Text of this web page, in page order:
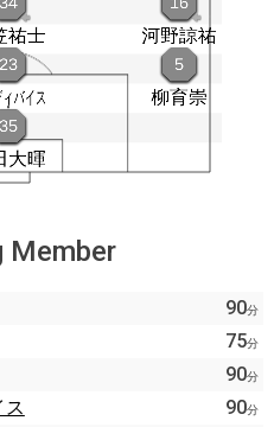
Member
90分
75分
90分
90分